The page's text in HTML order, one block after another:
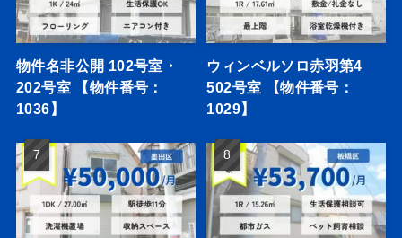
物件名非公開 102号室・
202号室 【物件番号：
1036】
ウィンベルソロ赤羽第4
502号室 【物件番号：
1029】